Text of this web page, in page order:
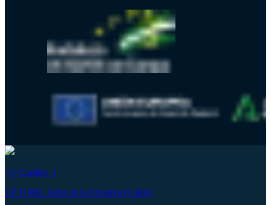
C/ Castilla, 1
CP 11402, Jerez de la Frontera (Cádiz)